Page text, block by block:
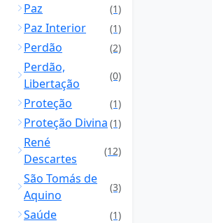
Paz (1)
Paz Interior (1)
Perdão (2)
Perdão,
Libertação
(0)
Proteção (1)
Proteção Divina (1)
René
Descartes
(12)
São Tomás de
Aquino
(3)
Saúde (1)